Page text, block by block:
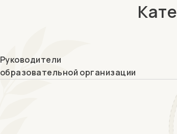
Руководители
образовательной организации